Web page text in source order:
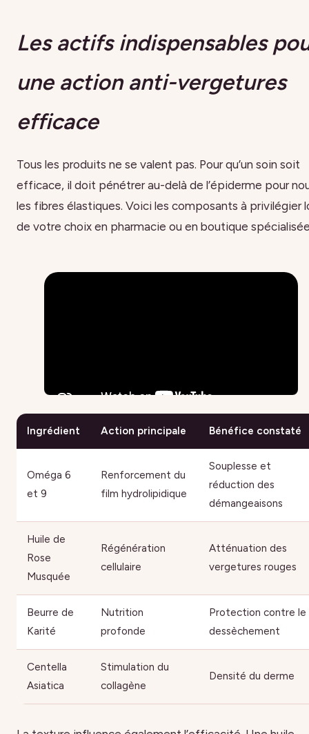
Les actifs indispensables
une action anti-vergetures
efficace
Tous les produits ne se valent pas. Pour qu’un soin soit
efficace, il doit pénétrer au-delà de l’épiderme pour
les fibres élastiques. Voici les composants à privilégier
de votre choix en pharmacie ou en boutique
Ingrédient Action principale Bénéfice constaté
Oméga 6
et 9
Renforcement du
film hydrolipidique
Souplesse et
réduction des
démangeaisons
Huile de
Rose
Musquée
Régénération
cellulaire
Atténuation des
vergetures rouges
Beurre de
Karité
Nutrition
profonde
Protection contre le
dessèchement
Centella
Asiatica
Stimulation du
collagène
Densité du derme